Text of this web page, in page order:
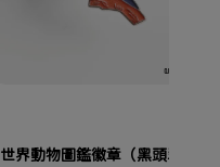
世界動物圖鑑徽章（黑頭翠